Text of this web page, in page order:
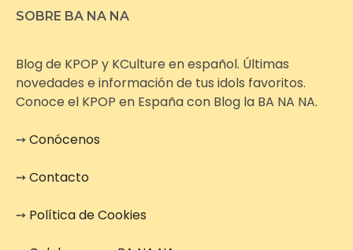
SOBRE BA NA NA
Blog de KPOP y KCulture en español. Últimas
novedades e información de tus idols favoritos.
Conoce el KPOP en España con Blog la BA NA NA.
➙Conócenos
➙Contacto
➙ Política de Cookies